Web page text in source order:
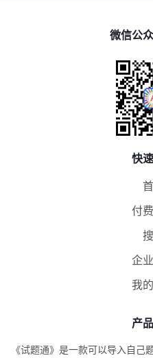
微信公
快
付
企
我
产
《试题通》是一款可以导入自己